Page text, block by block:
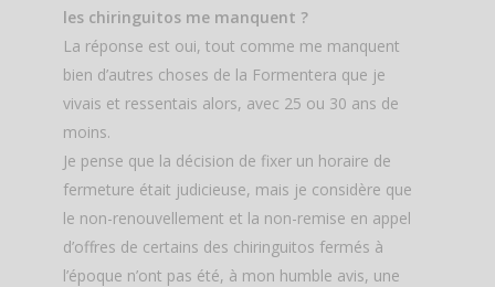
les chiringuitos me manquent ?
La réponse est oui, tout comme me manquent
bien d’autres choses de la Formentera que je
vivais et ressentais alors, avec 25 ou 30 ans de
moins.
Je pense que la décision de fixer un horaire de
fermeture était judicieuse, mais je considère que
le non-renouvellement et la non-remise en appel
d’offres de certains des chiringuitos fermés à
l’époque n’ont pas été, à mon humble avis, une